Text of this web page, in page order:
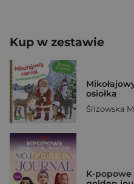
Kup w zestawie
osiołka
Ślizowska
K-popowe